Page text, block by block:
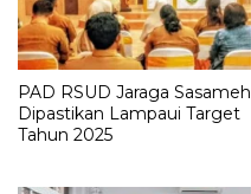
PAD RSUD Jaraga Sasameh
Dipastikan Lampaui Target
Tahun 2025